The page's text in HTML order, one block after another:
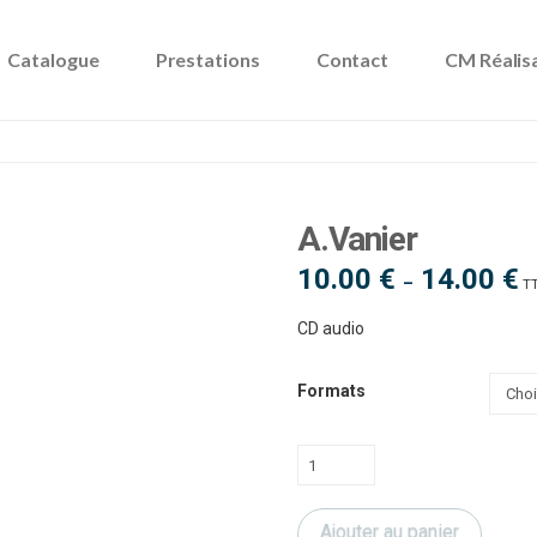
Catalogue Prestations Contact CM
A.Vanier
10.00 € – 14.00 €de
CD audio
Formats
quantité
A.Vanier
Ajouter au panier